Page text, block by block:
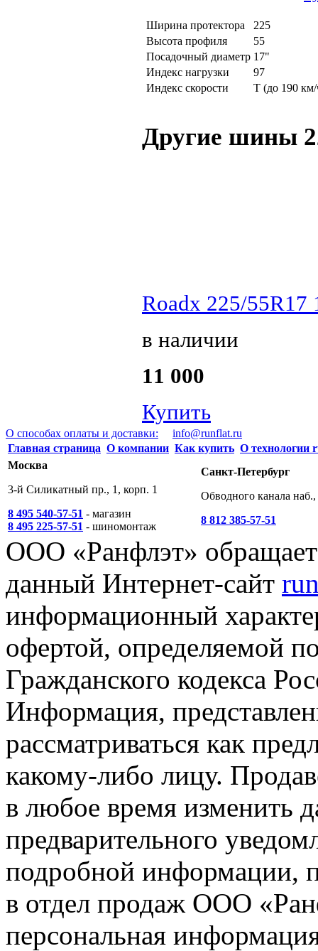
Ширина протектора
225
Высота профиля
55
Посадочный диаметр 17"
Индекс нагрузки
97
Индекс скорости
T (до 190
Другие шины
Roadx 225/
в наличии
11 000
Купить
О способах оплаты и доставки:
info@runflat.ru
Главная страница О компании Как купить О технологии
Москва
3-й Силикатный пр., 1, корп. 1
8 495 540-57-51 - магазин
8 495 225-57-51 - шиномонтаж
Санкт-Петербург
Обводного канала
8 812 385-57-51
ООО «Ранфлэт»
данный Интернет-сайт
информационный
офертой, определяемой
Гражданского кодекса
Информация,
рассматриваться как
какому-либо лицу.
в любое время изменить
предварительного
подробной информации,
в отдел продаж ООО
персональная